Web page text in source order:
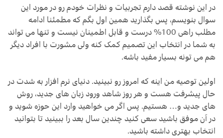
در این نوشته قصد دارم تجربیات و نظرات خودم رو در مورد این
سوال بنویسم، پس بگذارید همین اول بگم که مطمئنا ادامه
مطلب راهی 100% درست و قابل اطمینان نیست و تنها می تواند
به شما در انتخاب این تصمیم کمک کنه ولی مشورت با افراد دیگر
هم می تونه بسیار مفید باشه.
اولین توصیه من اینه که امروز رو نبینید. دنیای نرم افزار به شدت در
حال پیشرفت هست و هر روز شاهد ورود زبان های جدید، روش
های جدید و… هستیم. پس اگر می خواهید وارد این حوزه شوید و
در آن موفق باشید سعی کنید چندین سال بعد را ببینید تا بتوانید
انتخاب بهتری داشته باشید.